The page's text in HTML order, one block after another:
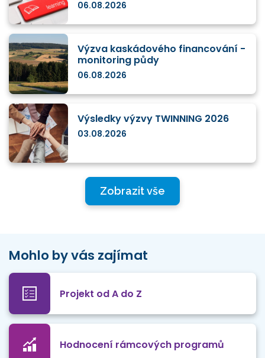
06.08.2026
Výzva kaskádového financování -
monitoring půdy
06.08.2026
Výsledky výzvy TWINNING 2026
03.08.2026
Zobrazit vše
Mohlo by vás zajímat
Projekt od A do Z
Hodnocení rámcových programů